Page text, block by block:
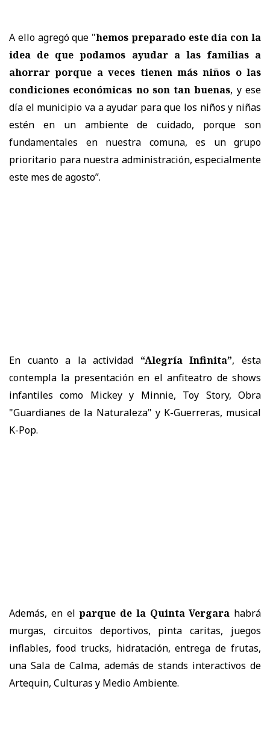
A ello agregó que "hemos preparado este día con la
idea de que podamos ayudar a las familias a
ahorrar porque a veces tienen más niños o las
condiciones económicas no son tan buenas, y ese
día el municipio va a ayudar para que los niños y niñas
estén en un ambiente de cuidado, porque son
fundamentales en nuestra comuna, es un grupo
prioritario para nuestra administración, especialmente
este mes de agosto”.
En cuanto a la actividad “Alegría Infinita”, ésta
contempla la presentación en el anfiteatro de shows
infantiles como Mickey y Minnie, Toy Story, Obra
"Guardianes de la Naturaleza" y K-Guerreras, musical
K-Pop.
Además, en el parque de la Quinta Vergara habrá
murgas, circuitos deportivos, pinta caritas, juegos
inflables, food trucks, hidratación, entrega de frutas,
una Sala de Calma, además de stands interactivos de
Artequin, Culturas y Medio Ambiente.